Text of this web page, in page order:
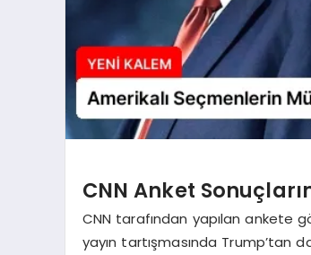
CNN Anket
CNN tarafından yapılan ankete
yayın tartışmasında Trump’tan